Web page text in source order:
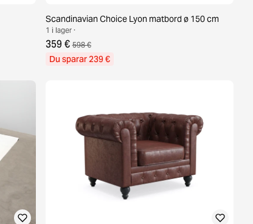
Scandinavian Choice Lyon matbord ø 150 cm
1 i lager ·
359 € 598 €
Du sparar 239 €